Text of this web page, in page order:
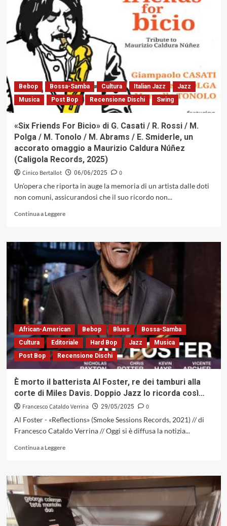
Lalo
Schifrin:
Architetto
del
suono,
Alchimista
sui
generis
Bebop Bossa-Samba Cultura Italian Jazz
Jazz
Musica
Post Bop Recensione Dischi Swing
«Six Friends For Bicio» di G. Casati / R. Rossi / M.
Polga / M. Tonolo / M. Abrams / E. Smiderle, un
accorato omaggio a Maurizio Caldura Núñez
(Caligola Records, 2025)
Cinico Bertallot 06/06/2025
0
Un’opera che riporta in auge la memoria di un artista dalle doti
non comuni, assicurandosi che il suo ricordo non...
Continua a LeggereLeggi
su
«Six
Friends
For
Bicio»
di
R.
Rossi
/
M.
Polga
M.
Tonolo
/
Abrams
/
omaggio
Maurizio
Caldura
Núñez
African-American Bebop Blues
Bossa-Samba
Cultura
Editoriale Hard Bop Jazz
Musica
Post Bop
Recensione Dischi
È morto il batterista Al Foster, re dei tamburi alla
corte di Miles Davis. Doppio Jazz lo ricorda così…
Francesco Cataldo Verrina 29/05/2025
0
Al Foster - «Reflections» (Smoke Sessions Records, 2021) // di
Francesco Cataldo Verrina // Oggi si è diffusa la notizia...
Continua a LeggereLeggi
su
È
morto
il
batterista